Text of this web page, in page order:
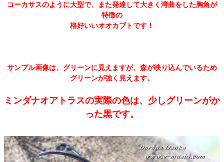
コーカサスのように大型で、また発達して大きく湾曲をした胸角が
特徴の
格好いいオオカブトです！
サンプル画像は、グリーンに見えますが、森が映り込んでいるため
グリーンが強く見えます。
ミンダナオアトラスの実際の色は、少しグリーンがか
った黒です。